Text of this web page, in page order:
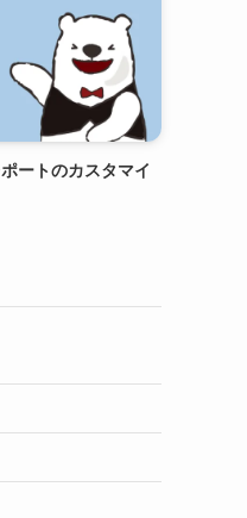
ートのカスタマイ